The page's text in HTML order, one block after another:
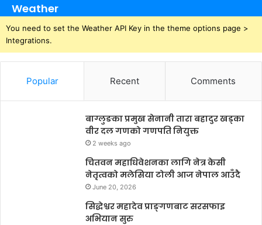
Weather
You need to set the Weather API Key in the theme options page >
Integrations.
Popular Recent Comments
बाग्लुङका प्रमुख सेनानी तारा बहादुर खड्का
वीर दल गणको गणपति नियुक्त
2 weeks ago
चितवन महाधिवेशनका लागि नेत्र केसी
नेतृत्वको मलेसिया टोली आज नेपाल आउँदै
June 20, 2026
सिद्धेश्वर महादेव प्राङ्गणबाट सरसफाइ
अभियान सुरु